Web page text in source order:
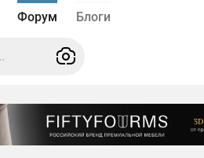
Форум Блоги